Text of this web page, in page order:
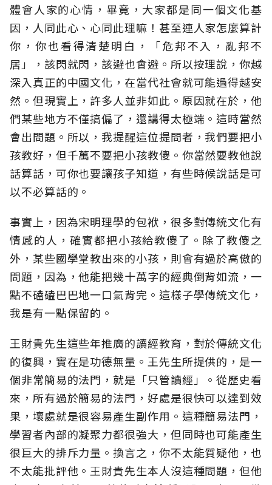
體會人家的心情，畢竟，大家都是同一個文化基
因，人同此心、心同此理嘛！甚至連人家怎麼算計
你，你也看得清楚明白，「危邦不入，亂邦不
居」，該閃就閃，該避也會避。所以按理說，你越
深入真正的中國文化，在當代社會就可能過得越安
然。但現實上，許多人並非如此。原因就在於，他
們某些地方不僅搞偏了，還講得太極端。這時當然
會出問題。所以，我提醒這位提問者，我們要把小
孩教好，但千萬不要把小孩教傻。你當然要教他說
話算話，可你也要讓孩子知道，有些時候說話是可
以不必算話的。
事實上，因為宋明理學的包袱，很多對傳統文化有
情感的人，確實都把小孩給教傻了。除了教傻之
外，某些國學堂教出來的小孩，則會有過於高傲的
問題，因為，他能把幾十萬字的經典倒背如流，一
點不磕磕巴巴地一口氣背完。這樣子學傳統文化，
我是有一點保留的。
王財貴先生這些年推廣的讀經教育，對於傳統文化
的復興，實在是功德無量。王先生所提供的，是一
個非常簡易的法門，就是「只管讀經」。從歷史看
來，所有過於簡易的法門，好處是很快可以達到效
果，壞處就是很容易產生副作用。這種簡易法門，
學習者內部的凝聚力都很強大，但同時也可能產生
很巨大的排斥力量。換言之，你不太能質疑他，也
不太能批評他。王財貴先生本人沒這種問題，但他